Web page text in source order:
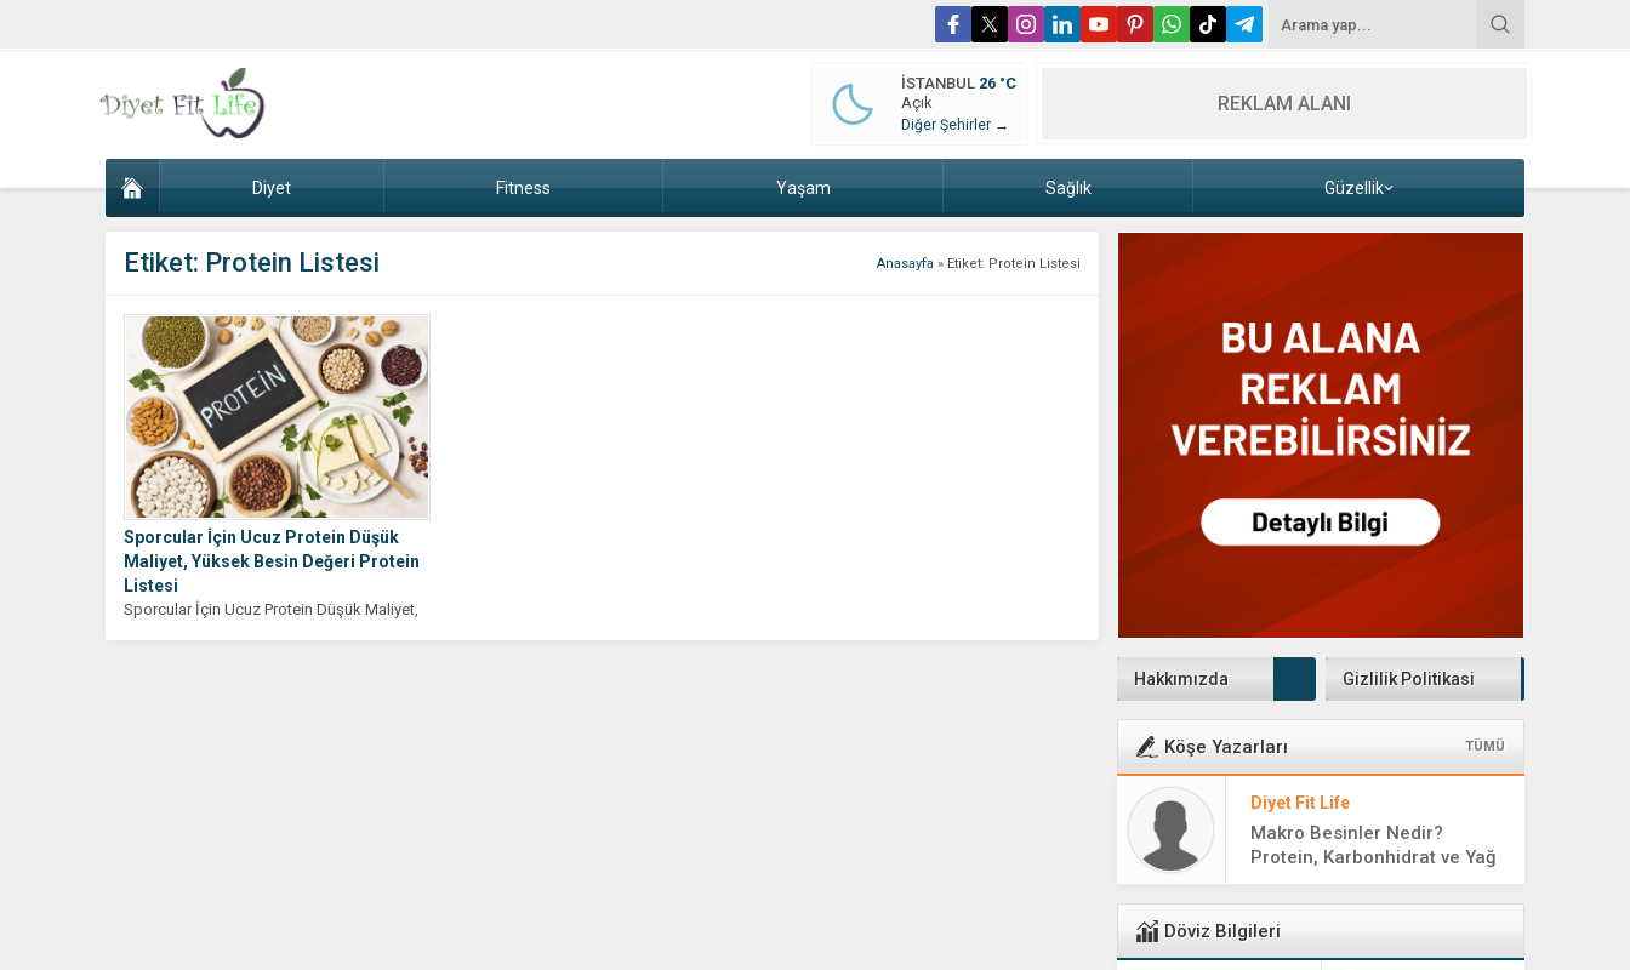
İSTANBUL 26 °C
Açık
Diğer Şehirler →
REKLAM ALANI
Diyet Fitness Yaşam Sağlık Güzellik
Anasayfa » Etiket: Protein Listesi
Etiket: Protein Listesi
Sporcular İçin Ucuz Protein Düşük
Maliyet, Yüksek Besin Değeri Protein
Listesi
Sporcular İçin Ucuz Protein Düşük Maliyet,
Hakkımızda Gizlilik Politikasi
Köşe Yazarları TÜMÜ
Diyet Fit Life
Makro Besinler Nedir?
Protein, Karbonhidrat ve Yağ
Rehberi
Döviz Bilgileri